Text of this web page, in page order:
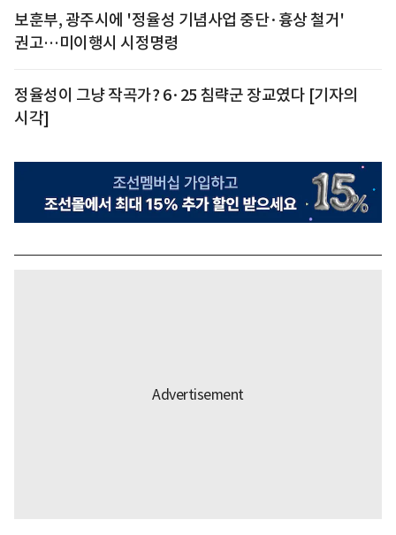
보훈부, 광주시에 '정율성 기념사업 중단·흉상 철거'
권고…미이행시 시정명령
정율성이 그냥 작곡가? 6·25 침략군 장교였다 [기자의
시각]